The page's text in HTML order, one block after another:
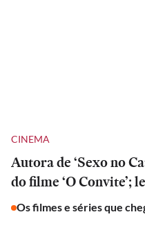
CINEMA
Autora de ‘Sexo no
do filme ‘O Convite’;
Os filmes e séries que